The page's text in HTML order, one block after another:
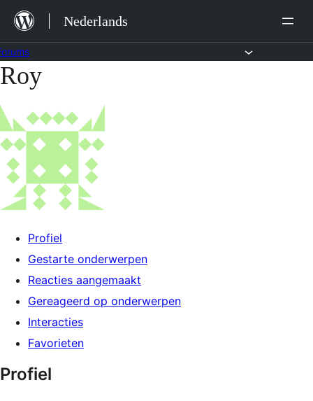
naar
de
inhoud
Nederlands
Ga
de
inhoud
Roy
Profiel
Gestarte onderwerpen
Reacties aangemaakt
Gereageerd op onderwerpen
Interacties
Favorieten
Profiel